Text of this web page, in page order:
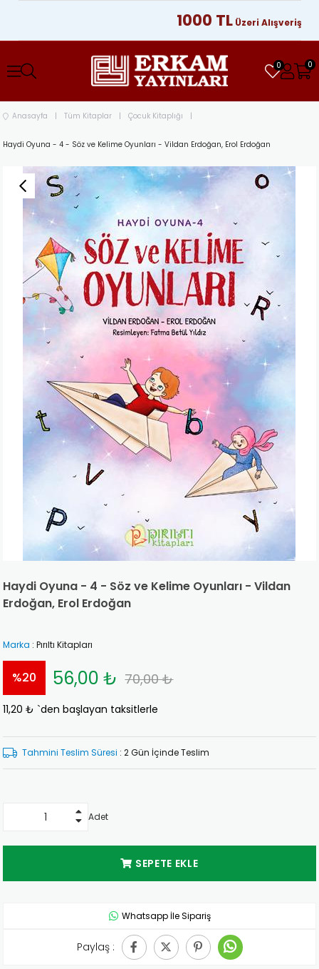
1000 TLÜzeri
0 0
Anasayfa Tüm Kitaplar Çocuk Kitaplığı
Haydi Oyuna - 4 - Söz ve Kelime Oyunları - Vildan Erdoğan, Erol Erdoğan
Haydi Oyuna - 4 - Söz ve Kelime Oyunları - Vildan
Erdoğan, Erol Erdoğan
Marka : Pırıltı Kitapları
%20
İndirim
70,00 ₺
56,00 ₺
11,20 ₺ `den başlayan taksitlerle
Tahmini Teslim Süresi : 2 Gün İçinde Teslim
Adet
Whatsapp İle Sipariş
Paylaş :